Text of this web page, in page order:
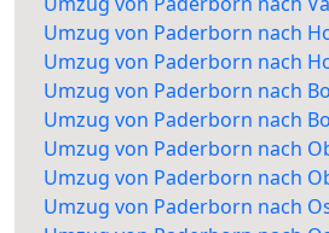
Umzug von Paderborn nach
Umzug von Paderborn nach
Umzug von Paderborn nach
Umzug von Paderborn nach
Umzug von Paderborn nach
Umzug von Paderborn nach
Umzug von Paderborn nach